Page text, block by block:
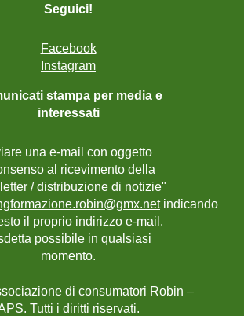
Seguici!
Facebook
Instagram
stampa per media e
interessati
una e-mail con oggetto
al ricevimento della
/ distribuzione di notizie"
indicando
il proprio indirizzo e-mail.
possibile in qualsiasi
momento.
di consumatori Robin –
Tutti i diritti riservati.